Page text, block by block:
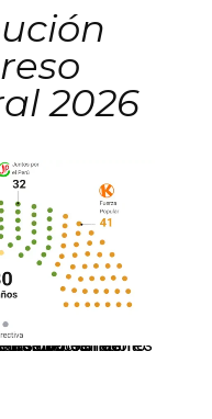
2026
Generales 2026, tras el restablecimiento de la Bicameralidad.